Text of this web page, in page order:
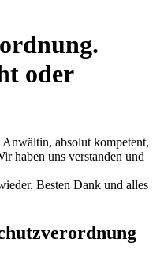
oder
absolut kompetent,
haben uns verstanden und
Besten Dank und alles